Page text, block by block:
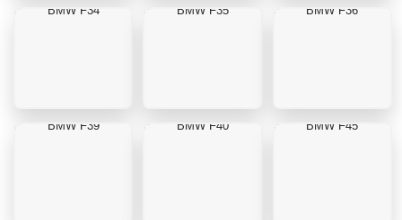
BMW F34 BMW F35 BMW F36
BMW F39 BMW F40 BMW F45